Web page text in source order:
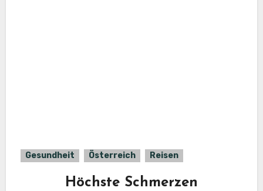
Gesundheit Österreich Reisen
Höchste Schmerzen